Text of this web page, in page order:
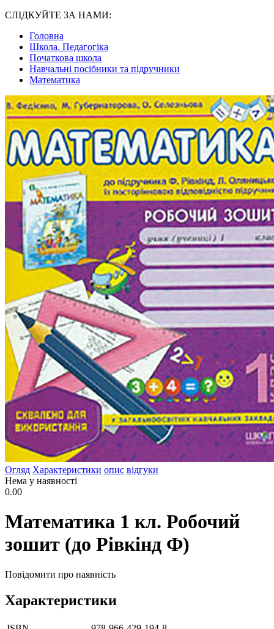
СЛІДКУЙТЕ ЗА НАМИ:
Головна
Школа. Педагогіка
Початкова школа
Навчальні посібники та підручники
Математика
Огляд Характеристики опис відгуки
Нема у наявності
0.00
Математика 1 кл. Робочий
зошит (до Рівкінд Ф)
Повідомити про наявність
Характеристики